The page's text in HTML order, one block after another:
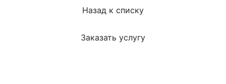
Назад к списку
Заказать услугу